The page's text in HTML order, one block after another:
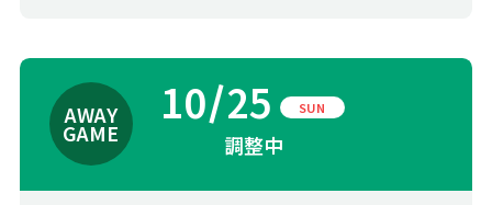
10 25 SUN
調整中